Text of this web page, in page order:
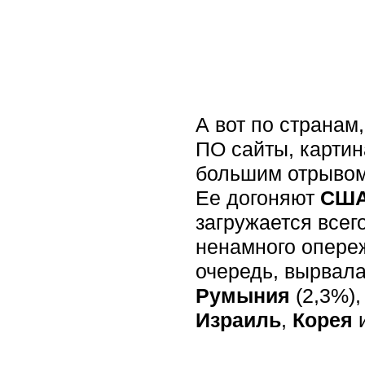
А вот по
ПО сайты,
большим
Ее догоняют
загружается
ненамного
очередь,
Румыния
Израиль, Корея